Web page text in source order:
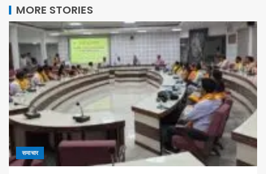
MORE STORIES
समाचार